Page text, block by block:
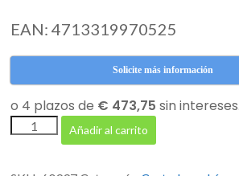
EAN: 4713319970525
Solicite más información
Beamo
-
láser
Añadir al carrito